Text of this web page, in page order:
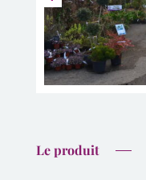
Le produit